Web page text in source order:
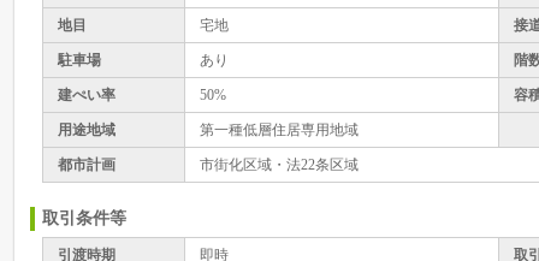
地目 宅地 接
駐車場 あり 階
建ぺい率 50% 容
用途地域 第一種低層住居専用地域
都市計画 市街化区域・法22条区域
取引条件等
引渡時期 即時 取